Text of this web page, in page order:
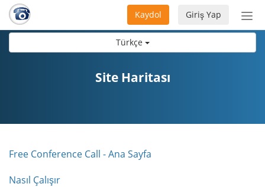
Türkçe
aç/
Giriş Yap
Kaydol
Site Haritası
Free Conference Call - Ana Sayfa
Nasıl Çalışır